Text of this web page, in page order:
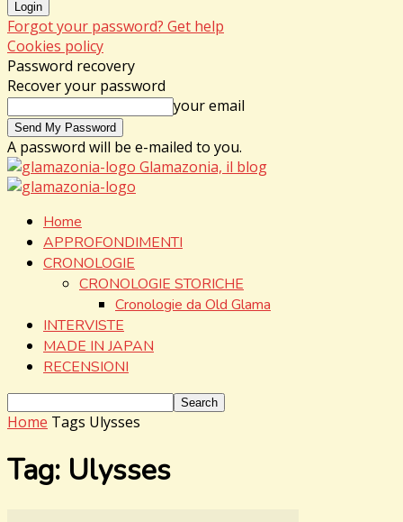
Forgot your password? Get help
Cookies policy
Password recovery
Recover your password
your email
A password will be e-mailed to you.
Glamazonia, il blog
Home
APPROFONDIMENTI
CRONOLOGIE
CRONOLOGIE STORICHE
Cronologie da Old Glama
INTERVISTE
MADE IN JAPAN
RECENSIONI
Home Tags Ulysses
Tag: Ulysses